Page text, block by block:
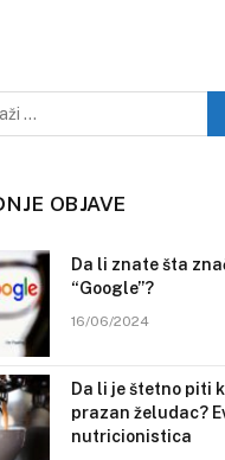
OBJAVE
Da li znate šta
“Google”?
16/06/2024
Da li je štetno piti
prazan želudac?
nutricionistica